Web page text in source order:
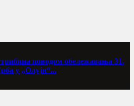
поводом обележавања 31.
у „Олуји“...